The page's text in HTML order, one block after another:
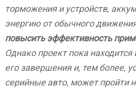
торможения и устройств,
энергию от обычного
повысить эффективность
Однако проект пока
его завершения и, тем более,
серийные авто, может пройти